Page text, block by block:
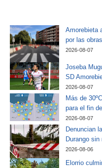
Amorebieta
por las
2026-08-07
Joseba
SD
2026-08-07
Más de
para el fin
2026-08-07
Denuncian
Durango
2026-08-06
Elorrio